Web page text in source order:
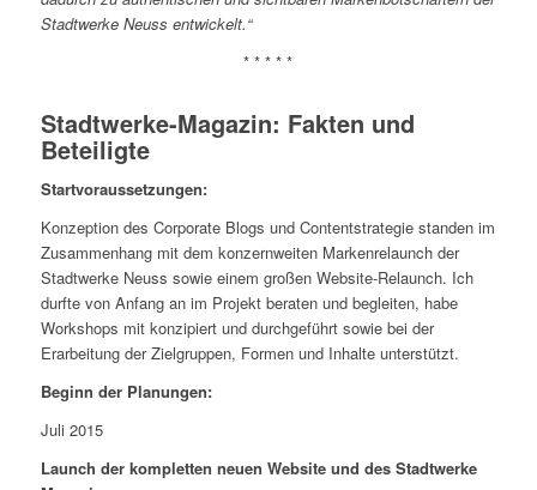
Stadtwerke Neuss entwickelt.“
* * * * *
Stadtwerke-Magazin: Fakten und
Beteiligte
Startvoraussetzungen:
Konzeption des Corporate Blogs und Contentstrategie standen im
Zusammenhang mit dem konzernweiten Markenrelaunch der
Stadtwerke Neuss sowie einem großen Website-Relaunch. Ich
durfte von Anfang an im Projekt beraten und begleiten, habe
Workshops mit konzipiert und durchgeführt sowie bei der
Erarbeitung der Zielgruppen, Formen und Inhalte unterstützt.
Beginn der Planungen:
Juli 2015
Launch der kompletten neuen Website und des Stadtwerke